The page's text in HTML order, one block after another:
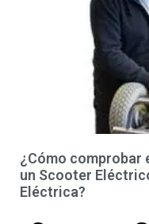
¿Cómo comprobar
un Scooter
Eléctrica?